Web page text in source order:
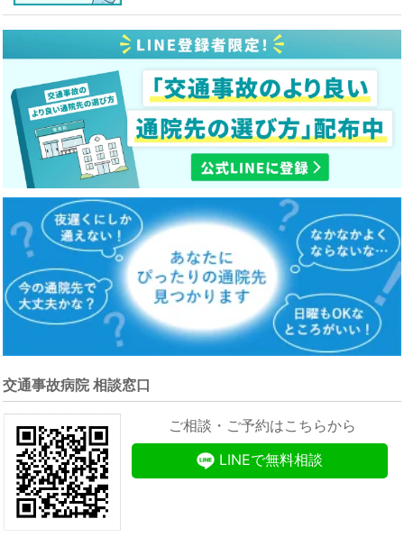
交通事故病院 相談窓口
ご相談・ご予約はこちらから
LINEで無料相談